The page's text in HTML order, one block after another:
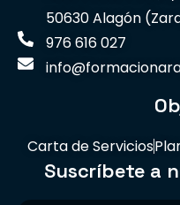
50630 Alagón
976 616 027
Carta de Servicios
Suscríbete a